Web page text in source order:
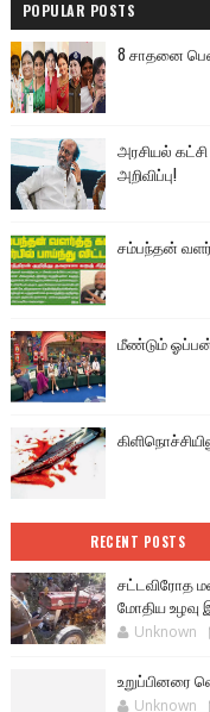
POPULAR POSTS
8 சாதனை
அரசியல்
அறிவிப்பு!
சம்பந்தன்
மீண்டும்
RECENT POSTS
சட்டவிரோத
மோதிய உழவு
Unknown
உறுப்பினரை
Unknown